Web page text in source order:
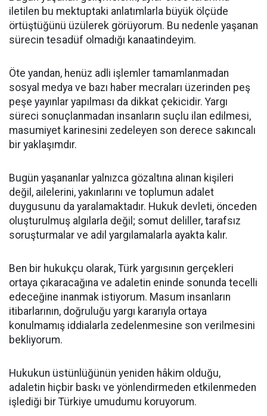
iletilen bu mektuptaki anlatımlarla büyük ölçüde
örtüştüğünü üzülerek görüyorum. Bu nedenle yaşanan
sürecin tesadüf olmadığı kanaatindeyim.
Öte yandan, henüz adli işlemler tamamlanmadan
sosyal medya ve bazı haber mecraları üzerinden peş
peşe yayınlar yapılması da dikkat çekicidir. Yargı
süreci sonuçlanmadan insanların suçlu ilan edilmesi,
masumiyet karinesini zedeleyen son derece sakıncalı
bir yaklaşımdır.
Bugün yaşananlar yalnızca gözaltına alınan kişileri
değil, ailelerini, yakınlarını ve toplumun adalet
duygusunu da yaralamaktadır. Hukuk devleti, önceden
oluşturulmuş algılarla değil; somut deliller, tarafsız
soruşturmalar ve adil yargılamalarla ayakta kalır.
Ben bir hukukçu olarak, Türk yargısının gerçekleri
ortaya çıkaracağına ve adaletin eninde sonunda tecelli
edeceğine inanmak istiyorum. Masum insanların
itibarlarının, doğruluğu yargı kararıyla ortaya
konulmamış iddialarla zedelenmesine son verilmesini
bekliyorum.
Hukukun üstünlüğünün yeniden hâkim olduğu,
adaletin hiçbir baskı ve yönlendirmeden etkilenmeden
işlediği bir Türkiye umudumu koruyorum.